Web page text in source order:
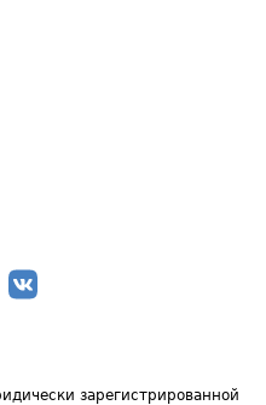
зарегистрированной